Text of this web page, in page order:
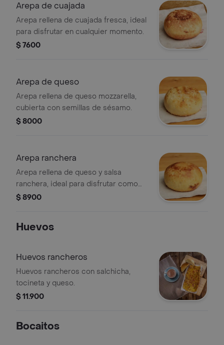
Arepa de cuajada
Arepa rellena de cuajada fresca, ideal
para disfrutar en cualquier momento.
$ 7600
Arepa de queso
Arepa rellena de queso mozzarella,
cubierta con semillas de sésamo.
$ 8000
Arepa ranchera
Arepa rellena de queso y salsa
ranchera, ideal para disfrutar como
plato principal.
$ 8900
Huevos
Huevos rancheros
Huevos rancheros con salchicha,
tocineta y queso.
$ 11.900
Bocaitos